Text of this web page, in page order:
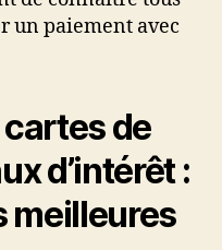
un paiement avec
de
d’intérêt :
meilleures